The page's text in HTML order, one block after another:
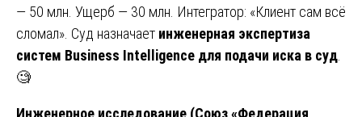
— 50 млн. Ущерб — 30 млн. Интегратор: «Клиент сам всё
сломал». Суд назначает инженерная экспертиза
систем Business Intelligence для подачи иска в суд
🧐
Инженерное исследование (Союз «Федерация